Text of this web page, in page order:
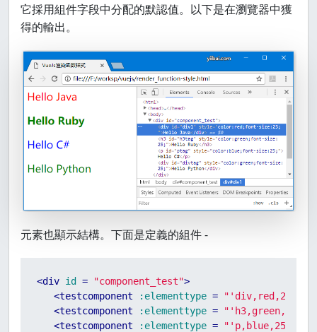
它採用組件字段中分配的默認值。以下是在瀏覽器中獲
得的輸出。
元素也顯示結構。下面是定義的組件 -
<div id = "component_test">
<testcomponent :elementtype =
<testcomponent :elementtype =
<testcomponent :elementtype =